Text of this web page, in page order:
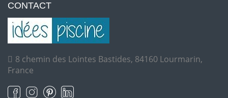
CONTACT
8 chemin des Lointes Bastides, 84160 Lourmarin,
France